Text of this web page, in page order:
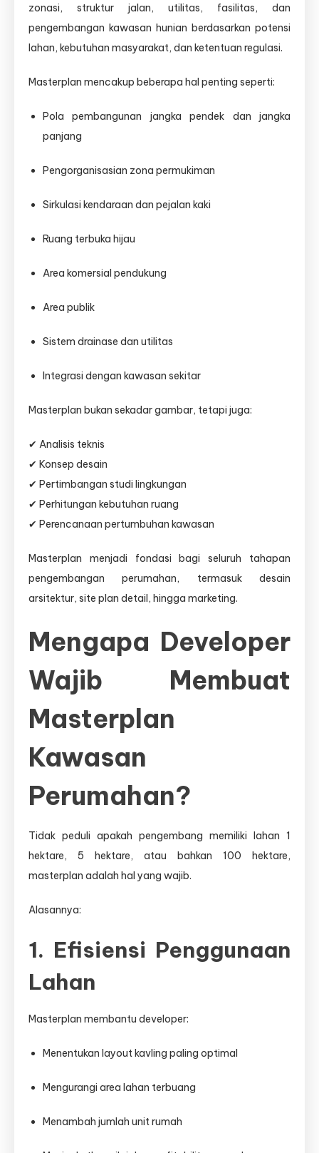
zonasi, struktur jalan, utilitas, fasilitas, dan
pengembangan kawasan hunian berdasarkan potensi
lahan, kebutuhan masyarakat, dan ketentuan regulasi.
Masterplan mencakup beberapa hal penting seperti:
Pola pembangunan jangka pendek dan jangka
panjang
Pengorganisasian zona permukiman
Sirkulasi kendaraan dan pejalan kaki
Ruang terbuka hijau
Area komersial pendukung
Area publik
Sistem drainase dan utilitas
Integrasi dengan kawasan sekitar
Masterplan bukan sekadar gambar, tetapi juga:
✔ Analisis teknis
✔ Konsep desain
✔ Pertimbangan studi lingkungan
✔ Perhitungan kebutuhan ruang
✔ Perencanaan pertumbuhan kawasan
Masterplan menjadi fondasi bagi seluruh tahapan
pengembangan perumahan, termasuk desain
arsitektur, site plan detail, hingga marketing.
Mengapa Developer
Wajib Membuat
Masterplan
Kawasan
Perumahan?
Tidak peduli apakah pengembang memiliki lahan 1
hektare, 5 hektare, atau bahkan 100 hektare,
masterplan adalah hal yang wajib.
Alasannya:
1. Efisiensi Penggunaan
Lahan
Masterplan membantu developer:
Menentukan layout kavling paling optimal
Mengurangi area lahan terbuang
Menambah jumlah unit rumah